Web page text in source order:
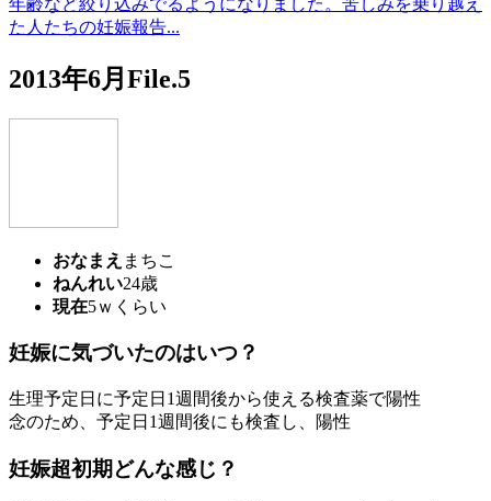
た人たちの妊娠報告...
2013年6月File.5
おなまえ まちこ
ねんれい24歳
現在5ｗくらい
妊娠に気づいたのはいつ？
生理予定日に予定日1週間後から使える検査薬で陽性
念のため、予定日1週間後にも検査し、陽性
妊娠超初期どんな感じ？